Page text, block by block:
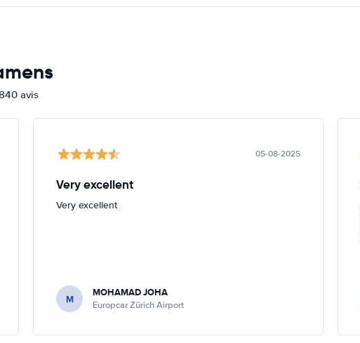
avis
05-08-2025
Very excellent
Very excellent
M MOHAMAD JOHA
Europcar Zürich Airport